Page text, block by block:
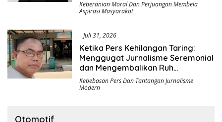
Keberanian Moral Dan Perjuangan Membela
Aspirasi Masyarakat
Juli 31, 2026
Ketika Pers Kehilangan Taring:
Menggugat Jurnalisme Seremonial
dan Mengembalikan Ruh
Pengawasan Demokrasi
Kebebasan Pers Dan Tantangan Jurnalisme
Modern
Otomotif